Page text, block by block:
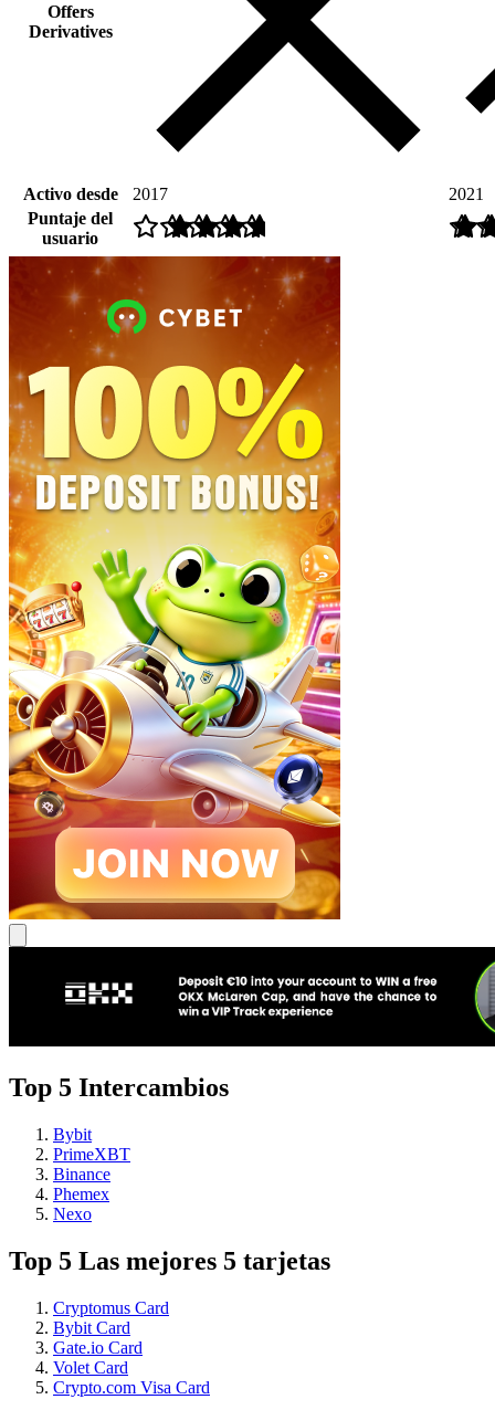
Offers
Derivatives
Activo desde 2017
2021
Puntaje del
usuario
Top 5 Intercambios
Bybit
PrimeXBT
Binance
Phemex
Nexo
Top 5 Las mejores 5 tarjetas
Cryptomus Card
Bybit Card
Gate.io Card
Volet Card
Crypto.com Visa Card